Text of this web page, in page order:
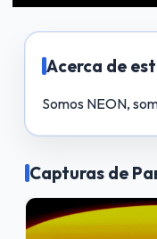
Acerca de
Somos NEON,
Capturas de